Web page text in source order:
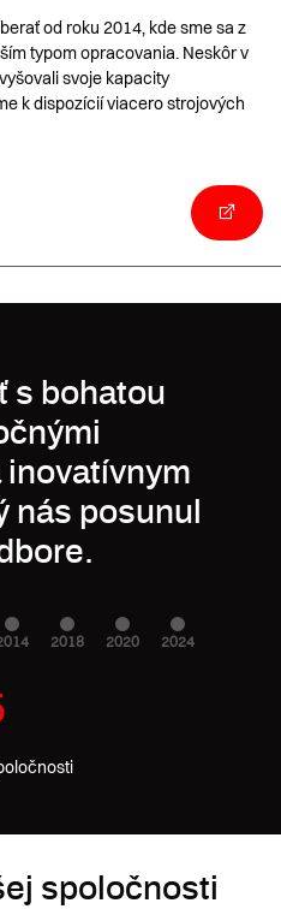
od roku 2014, kde sme sa z
typom opracovania. Neskôr v
svoje kapacity
k dispozícií viacero strojových
s bohatou
nás posunul
2018 2020 2024
spoločnosti